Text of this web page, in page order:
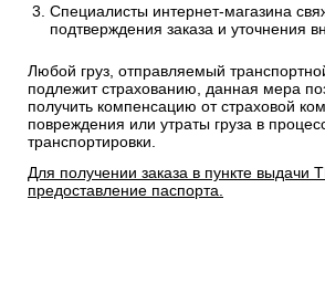
Специалисты интернет-магазина
подтверждения заказа и уточнения
Любой груз, отправляемый
подлежит страхованию, данная мера
получить компенсацию от страховой
повреждения или утраты груза в
транспортировки.
Для получении заказа в пункте выдачи
предоставление паспорта.